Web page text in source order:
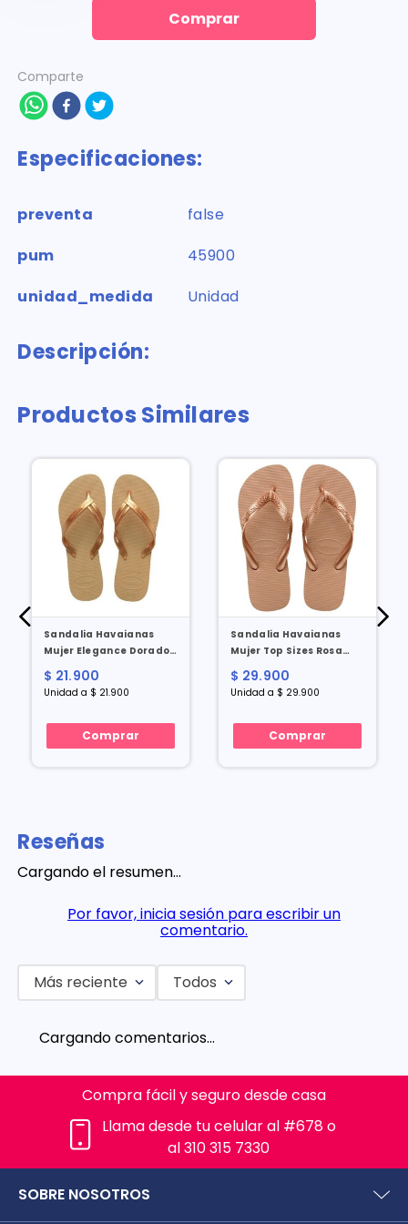
Comprar
Comparte
Especificaciones:
preventa
false
pum
45900
unidad_medida
Unidad
Descripción:
Productos Similares
Sandalia Havaianas
Mujer Elegance Dorado
$ 21.900
Unidad a $ 21.900
Comprar
Sandalia Havaianas
Mujer Top Sizes Rosa
$ 29.900
Unidad a $ 29.900
Comprar
Reseñas
Cargando el resumen…
Por favor, inicia sesión para escribir un
comentario.
Más reciente Todos
Cargando comentarios…
Compra fácil y seguro desde casa
Llama desde tu celular al #678 o
al 310 315 7330
SOBRE NOSOTROS